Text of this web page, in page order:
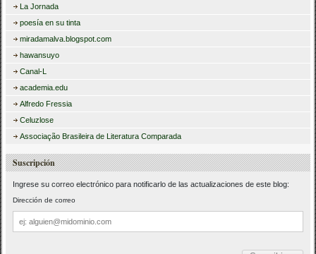
La Jornada
poesía en su tinta
miradamalva.blogspot.com
hawansuyo
Canal-L
academia.edu
Alfredo Fressia
Celuzlose
Associação Brasileira de Literatura Comparada
Suscripción
Ingrese su correo electrónico para notificarlo de las actualizaciones de este blog:
Dirección de correo
Dirección
de
correo